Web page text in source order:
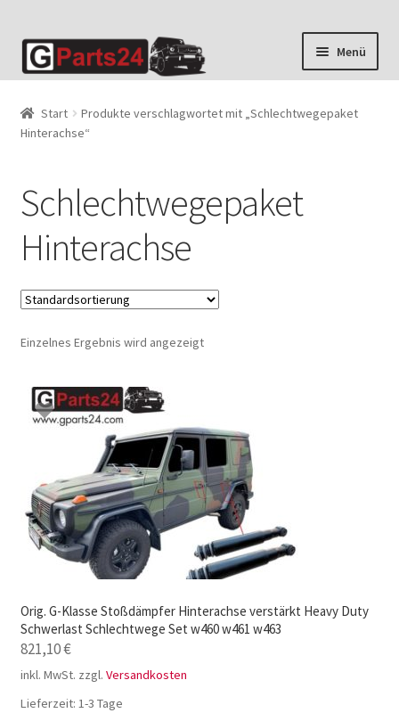
Zur
Navigation
Zum
Inhalt
Menü
Start
Produkte verschlagwortet mit „Schlechtwegepaket
Hinterachse“
Schlechtwegepaket
Hinterachse
Einzelnes Ergebnis wird angezeigt
Orig. G-Klasse Stoßdämpfer Hinterachse verstärkt Heavy Duty
Schwerlast Schlechtwege Set w460 w461 w463
821,10€
inkl. MwSt. zzgl. Versandkosten
Lieferzeit: 1-3 Tage